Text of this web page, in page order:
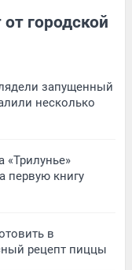
от городской
запущенный
несколько
«Трилунье»
первую книгу
в
рецепт пиццы